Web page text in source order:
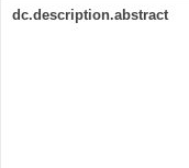
dc.description.abstract